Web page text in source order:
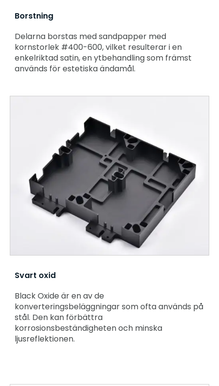
Borstning
Delarna borstas med sandpapper med
kornstorlek #400-600, vilket resulterar i en
enkelriktad satin, en ytbehandling som främst
används för estetiska ändamål.
Svart oxid
Black Oxide är en av de
konverteringsbeläggningar som ofta används på
stål. Den kan förbättra
korrosionsbeständigheten och minska
ljusreflektionen.